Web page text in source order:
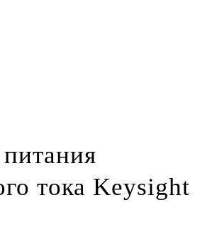
тока Keysight